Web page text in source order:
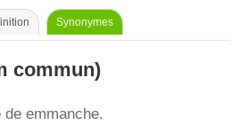
Synonymes
commun)
emmanche.